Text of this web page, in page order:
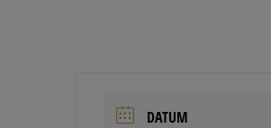
DATUM